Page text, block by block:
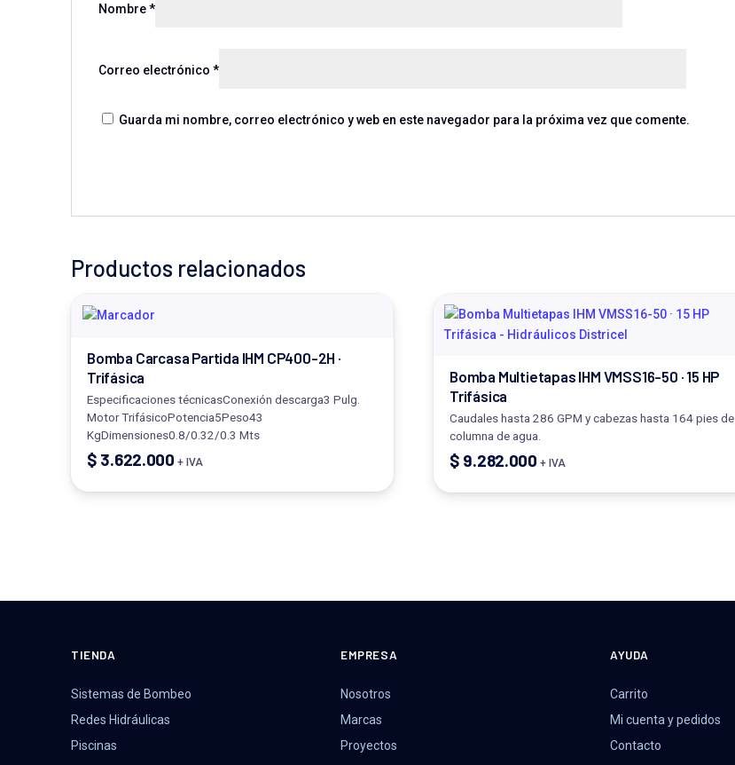
Nombre*
Correo electrónico *
Guarda mi nombre, correo electrónico y web en este navegador para la próxima vez que comente.
Productos relacionados
Bomba Carcasa Partida IHM CP400-2H ·
Trifásica
Especificaciones técnicasConexión descarga3 Pulg.
Motor TrifásicoPotencia5Peso43
KgDimensiones0.8/0.32/0.3 Mts
$ 3.622.000 + IVA
Bomba Multietapas IHM VMSS16-50 · 15 HP
Trifásica
Caudales hasta 286 GPM y cabezas hasta 164 pies de
columna de agua.
$ 9.282.000 + IVA
TIENDA
Sistemas de Bombeo
Redes Hidráulicas
Piscinas
EMPRESA
Nosotros
Marcas
Proyectos
AYUDA
Carrito
Mi cuenta y pedidos
Contacto